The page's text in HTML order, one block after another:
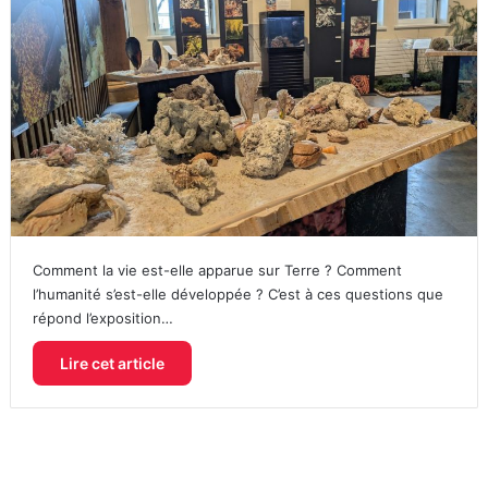
Comment la vie est-elle apparue sur Terre ? Comment
l’humanité s’est-elle développée ? C’est à ces questions que
répond l’exposition…
Lire cet article